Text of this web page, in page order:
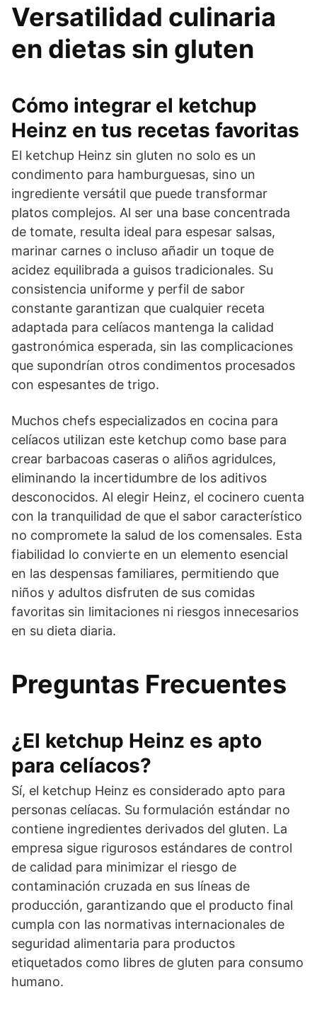
Versatilidad culinaria
en dietas sin gluten
Cómo integrar el ketchup
Heinz en tus recetas favoritas
El ketchup Heinz sin gluten no solo es un
condimento para hamburguesas, sino un
ingrediente versátil que puede transformar
platos complejos. Al ser una base concentrada
de tomate, resulta ideal para espesar salsas,
marinar carnes o incluso añadir un toque de
acidez equilibrada a guisos tradicionales. Su
consistencia uniforme y perfil de sabor
constante garantizan que cualquier receta
adaptada para celíacos mantenga la calidad
gastronómica esperada, sin las complicaciones
que supondrían otros condimentos procesados
con espesantes de trigo.
Muchos chefs especializados en cocina para
celíacos utilizan este ketchup como base para
crear barbacoas caseras o aliños agridulces,
eliminando la incertidumbre de los aditivos
desconocidos. Al elegir Heinz, el cocinero cuenta
con la tranquilidad de que el sabor característico
no compromete la salud de los comensales. Esta
fiabilidad lo convierte en un elemento esencial
en las despensas familiares, permitiendo que
niños y adultos disfruten de sus comidas
favoritas sin limitaciones ni riesgos innecesarios
en su dieta diaria.
Preguntas Frecuentes
¿El ketchup Heinz es apto
para celíacos?
Sí, el ketchup Heinz es considerado apto para
personas celíacas. Su formulación estándar no
contiene ingredientes derivados del gluten. La
empresa sigue rigurosos estándares de control
de calidad para minimizar el riesgo de
contaminación cruzada en sus líneas de
producción, garantizando que el producto final
cumpla con las normativas internacionales de
seguridad alimentaria para productos
etiquetados como libres de gluten para consumo
humano.